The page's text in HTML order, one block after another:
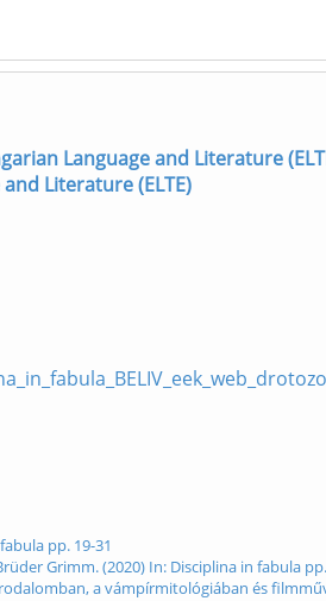
Language and Literature
Literature (ELTE)
pp. 19-31
Grimm. (2020) In: Disciplina in fabula
a vámpírmitológiában és